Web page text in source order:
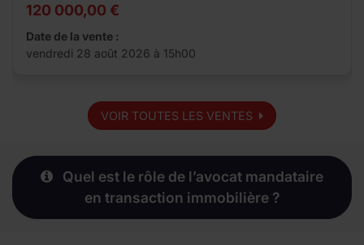
120 000,00 €
Date de la vente :
vendredi 28 août 2026 à 15h00
VOIR TOUTES LES VENTES
en transaction immobilière ?